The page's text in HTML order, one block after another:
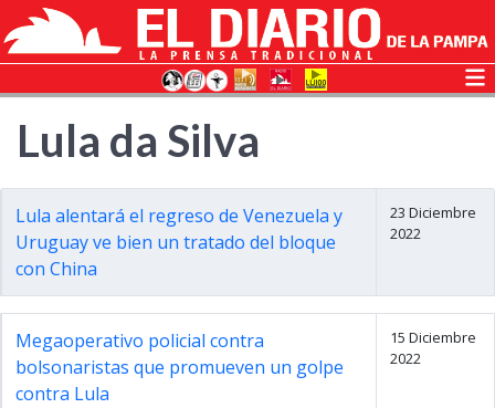
Lula da Silva
Lula alentará el regreso de Venezuela y
Uruguay ve bien un tratado del bloque
con China
23 Diciembre
2022
Megaoperativo policial contra
bolsonaristas que promueven un golpe
contra Lula
15 Diciembre
2022